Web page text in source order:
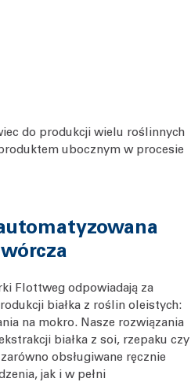
do produkcji wielu roślinnych
ubocznym w procesie
Flottweg odpowiadają za
białka z roślin oleistych:
na mokro. Nasze rozwiązania
białka z soi, rzepaku czy
obsługiwane ręcznie
jak i w pełni